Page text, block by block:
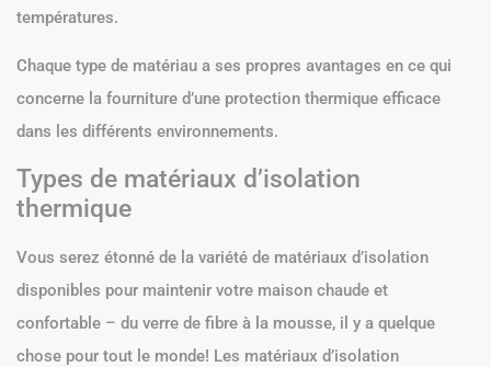
températures.
Chaque type de matériau a ses propres avantages en ce qui
concerne la fourniture d’une protection thermique efficace
dans les différents environnements.
Types de matériaux d’isolation
thermique
Vous serez étonné de la variété de matériaux d’isolation
disponibles pour maintenir votre maison chaude et
confortable – du verre de fibre à la mousse, il y a quelque
chose pour tout le monde! Les matériaux d’isolation